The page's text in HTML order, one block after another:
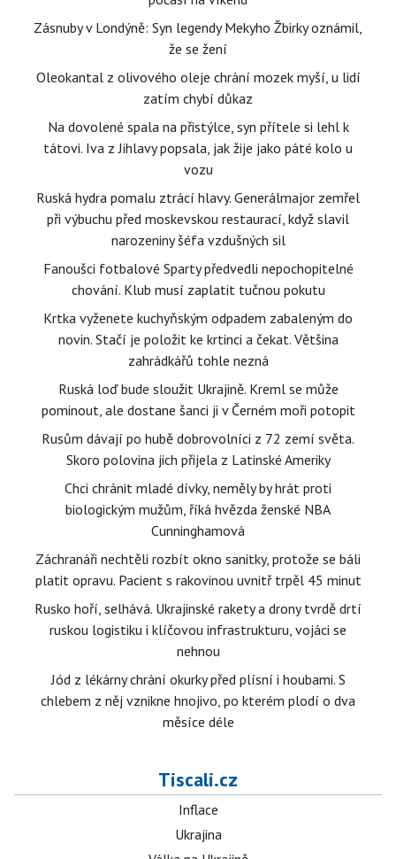
Zásnuby v Londýně: Syn legendy Mekyho Žbirky oznámil,
že se žení
Oleokantal z olivového oleje chrání mozek myší, u lidí
zatím chybí důkaz
Na dovolené spala na přistýlce, syn přítele si lehl k
tátovi. Iva z Jihlavy popsala, jak žije jako páté kolo u
vozu
Ruská hydra pomalu ztrácí hlavy. Generálmajor zemřel
při výbuchu před moskevskou restaurací, když slavil
narozeniny šéfa vzdušných sil
Fanoušci fotbalové Sparty předvedli nepochopitelné
chování. Klub musí zaplatit tučnou pokutu
Krtka vyženete kuchyňským odpadem zabaleným do
novin. Stačí je položit ke krtinci a čekat. Většina
zahrádkářů tohle nezná
Ruská loď bude sloužit Ukrajině. Kreml se může
pominout, ale dostane šanci ji v Černém moři potopit
Rusům dávají po hubě dobrovolníci z 72 zemí světa.
Skoro polovina jich přijela z Latinské Ameriky
Chci chránit mladé dívky, neměly by hrát proti
biologickým mužům, říká hvězda ženské NBA
Cunninghamová
Záchranáři nechtěli rozbít okno sanitky, protože se báli
platit opravu. Pacient s rakovinou uvnitř trpěl 45 minut
Rusko hoří, selhává. Ukrajinské rakety a drony tvrdě drtí
ruskou logistiku i klíčovou infrastrukturu, vojáci se
nehnou
Jód z lékárny chrání okurky před plísní i houbami. S
chlebem z něj vznikne hnojivo, po kterém plodí o dva
měsíce déle
Tiscali.cz
Inflace
Ukrajina